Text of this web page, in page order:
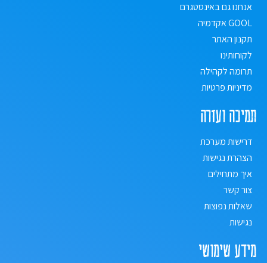
אנחנו גם באינסטגרם
GOOL אקדמיה
תקנון האתר
לקוחותינו
תרומה לקהילה
מדיניות פרטיות
תמיכה ועזרה
דרישות מערכת
הצהרת נגישות
איך מתחילים
צור קשר
שאלות נפוצות
נגישות
מידע שימושי